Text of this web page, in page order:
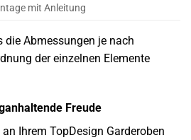
mit Anleitung
die Abmessungen je nach
der einzelnen Elemente
Freude
Ihrem TopDesign Garderoben